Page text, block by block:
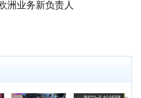
洲业务新负责人